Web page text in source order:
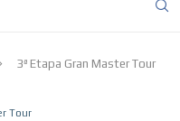
3ª Etapa Gran Master Tour
Tour